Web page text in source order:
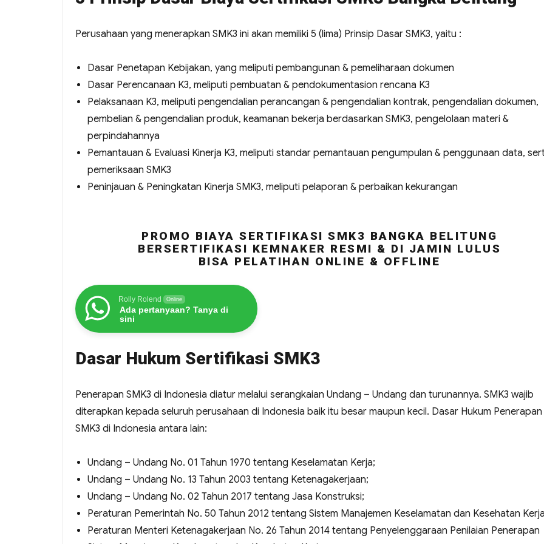
Perusahaan yang menerapkan SMK3 ini akan memiliki 5 (lima) Prinsip Dasar SMK3, yaitu :
Dasar Penetapan Kebijakan, yang meliputi pembangunan & pemeliharaan dokumen
Dasar Perencanaan K3, meliputi pembuatan & pendokumentasion rencana K3
Pelaksanaan K3, meliputi pengendalian perancangan & pengendalian kontrak, pengendalian dokumen,
pembelian & pengendalian produk, keamanan bekerja berdasarkan SMK3, pengelolaan materi &
perpindahannya
Pemantauan & Evaluasi Kinerja K3, meliputi standar pemantauan pengumpulan & penggunaan data,
pemeriksaan SMK3
Peninjauan & Peningkatan Kinerja SMK3, meliputi pelaporan & perbaikan kekurangan
PROMO BIAYA SERTIFIKASI SMK3 BANGKA BELITUNG
BERSERTIFIKASI KEMNAKER RESMI & DI JAMIN LULUS
BISA PELATIHAN ONLINE & OFFLINE
Rolly Rolend Online
Ada pertanyaan? Tanya di
sini
Dasar Hukum Sertifikasi SMK3
Penerapan SMK3 di Indonesia diatur melalui serangkaian Undang – Undang dan turunannya. SMK3 wajib
diterapkan kepada seluruh perusahaan di Indonesia baik itu besar maupun kecil. Dasar Hukum Penerapan
SMK3 di Indonesia antara lain:
Undang – Undang No. 01 Tahun 1970 tentang Keselamatan Kerja;
Undang – Undang No. 13 Tahun 2003 tentang Ketenagakerjaan;
Undang – Undang No. 02 Tahun 2017 tentang Jasa Konstruksi;
Peraturan Pemerintah No. 50 Tahun 2012 tentang Sistem Manajemen Keselamatan dan Kesehatan
Peraturan Menteri Ketenagakerjaan No. 26 Tahun 2014 tentang Penyelenggaraan Penilaian Penerapan